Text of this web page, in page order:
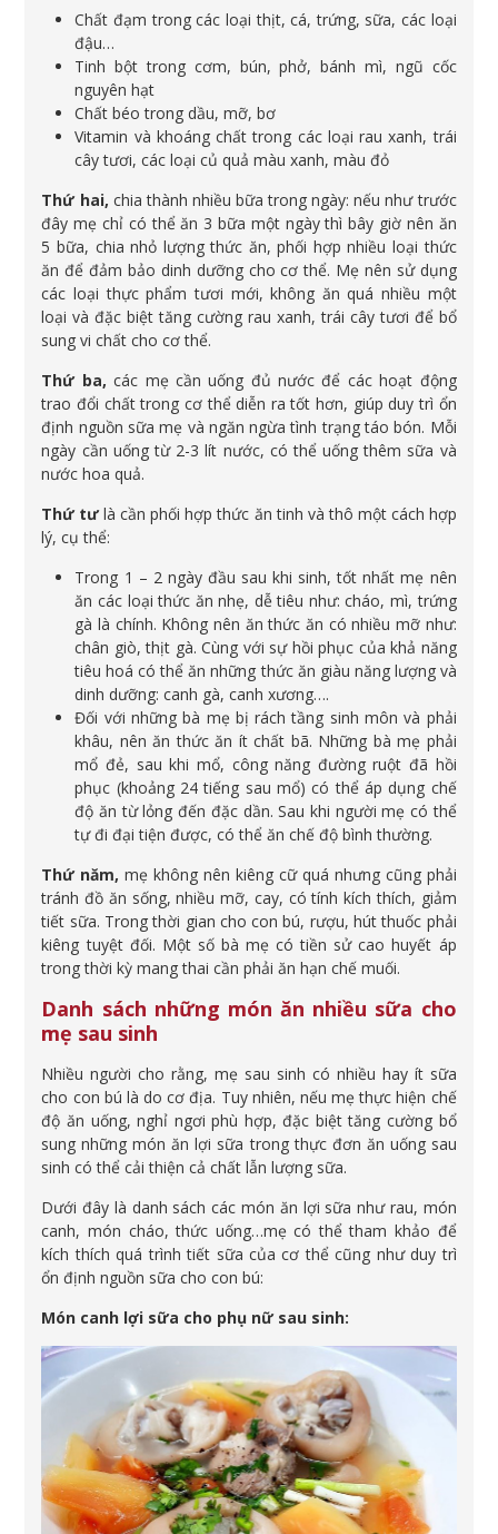
Chất đạm trong các loại thịt, cá, trứng, sữa, các loại
đậu…
Tinh bột trong cơm, bún, phở, bánh mì, ngũ cốc
nguyên hạt
Chất béo trong dầu, mỡ, bơ
Vitamin và khoáng chất trong các loại rau xanh, trái
cây tươi, các loại củ quả màu xanh, màu đỏ
Thứ hai, chia thành nhiều bữa trong ngày: nếu như trước
đây mẹ chỉ có thể ăn 3 bữa một ngày thì bây giờ nên ăn
5 bữa, chia nhỏ lượng thức ăn, phối hợp nhiều loại thức
ăn để đảm bảo dinh dưỡng cho cơ thể. Mẹ nên sử dụng
các loại thực phẩm tươi mới, không ăn quá nhiều một
loại và đặc biệt tăng cường rau xanh, trái cây tươi để bổ
sung vi chất cho cơ thể.
Thứ ba, các mẹ cần uống đủ nước để các hoạt động
trao đổi chất trong cơ thể diễn ra tốt hơn, giúp duy trì ổn
định nguồn sữa mẹ và ngăn ngừa tình trạng táo bón. Mỗi
ngày cần uống từ 2-3 lít nước, có thể uống thêm sữa và
nước hoa quả.
Thứ tưlà cần phối hợp thức ăn tinh và thô một cách hợp
lý, cụ thể:
Trong 1 – 2 ngày đầu sau khi sinh, tốt nhất mẹ nên
ăn các loại thức ăn nhẹ, dễ tiêu như: cháo, mì, trứng
gà là chính. Không nên ăn thức ăn có nhiều mỡ như:
chân giò, thịt gà. Cùng với sự hồi phục của khả năng
tiêu hoá có thể ăn những thức ăn giàu năng lượng và
dinh dưỡng: canh gà, canh xương….
Đối với những bà mẹ bị rách tầng sinh môn và phải
khâu, nên ăn thức ăn ít chất bã. Những bà mẹ phải
mổ đẻ, sau khi mổ, công năng đường ruột đã hồi
phục (khoảng 24 tiếng sau mổ) có thể áp dụng chế
độ ăn từ lỏng đến đặc dần. Sau khi người mẹ có thể
tự đi đại tiện được, có thể ăn chế độ bình thường.
Thứ năm, mẹ không nên kiêng cữ quá nhưng cũng phải
tránh đồ ăn sống, nhiều mỡ, cay, có tính kích thích, giảm
tiết sữa. Trong thời gian cho con bú, rượu, hút thuốc phải
kiêng tuyệt đối. Một số bà mẹ có tiền sử cao huyết áp
trong thời kỳ mang thai cần phải ăn hạn chế muối.
Danh sách những món ăn nhiều sữa cho
mẹ sau sinh
Nhiều người cho rằng, mẹ sau sinh có nhiều hay ít sữa
cho con bú là do cơ địa. Tuy nhiên, nếu mẹ thực hiện chế
độ ăn uống, nghỉ ngơi phù hợp, đặc biệt tăng cường bổ
sung những món ăn lợi sữa trong thực đơn ăn uống sau
sinh có thể cải thiện cả chất lẫn lượng sữa.
Dưới đây là danh sách các món ăn lợi sữa như rau, món
canh, món cháo, thức uống…mẹ có thể tham khảo để
kích thích quá trình tiết sữa của cơ thể cũng như duy trì
ổn định nguồn sữa cho con bú:
Món canh lợi sữa cho phụ nữ sau sinh: